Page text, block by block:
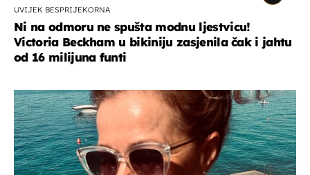
UVIJEK BESPRIJEKORNA
Ni na odmoru ne spušta modnu ljestvicu!
Victoria Beckham u bikiniju zasjenila čak i jahtu
od 16 milijuna funti